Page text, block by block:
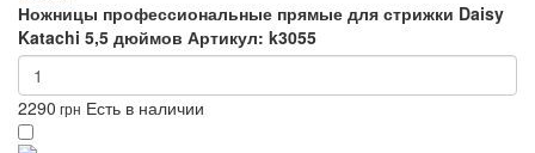
Ножницы профессиональные прямые для стрижки Daisy
Katachi 5,5 дюймов Артикул: k3055
2290 грн Есть в наличии